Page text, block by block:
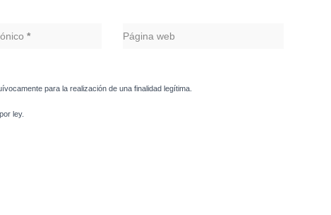
* Página web
para la realización de una finalidad legítima.
ley.